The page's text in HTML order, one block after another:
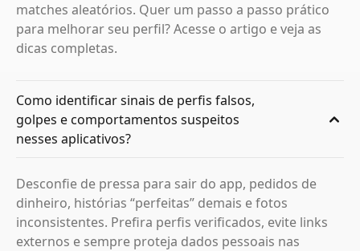
matches aleatórios. Quer um passo a passo prático
para melhorar seu perfil? Acesse o artigo e veja as
dicas completas.
Como identificar sinais de perfis falsos,
golpes e comportamentos suspeitos
nesses aplicativos?
Desconfie de pressa para sair do app, pedidos de
dinheiro, histórias “perfeitas” demais e fotos
inconsistentes. Prefira perfis verificados, evite links
externos e sempre proteja dados pessoais nas